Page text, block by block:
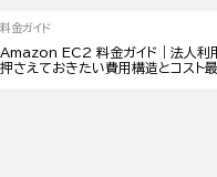
料金ガイド
Amazon EC2 料金ガイド｜法人利
押さえておきたい費用構造とコスト